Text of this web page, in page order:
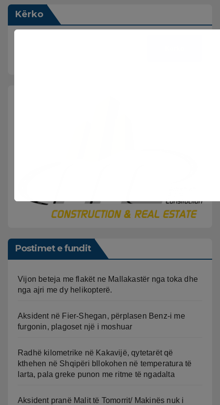
Kërko
Postimet e fundit
Vijon beteja me flakët ne Mallakastër nga toka dhe
nga ajri me dy helikopterë.
Aksident në Fier-Shegan, përplasen Benz-i me
furgonin, plagoset një i moshuar
Radhë kilometrike në Kakavijë, qytetarët që
kthehen në Shqipëri bllokohen në temperatura të
larta, pala greke punon me ritme të ngadalta
Aksident pranë Malit të Tomorrit/ Makinës nuk i